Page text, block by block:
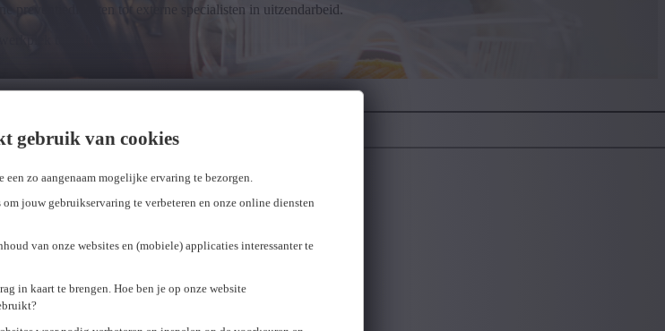
gebruik van cookies
een zo aangenaam mogelijke ervaring te bezorgen.
jouw gebruikservaring te verbeteren en onze online diensten
van onze websites en (mobiele) applicaties interessanter te
in kaart te brengen. Hoe ben je op onze website
preventiediensten tot externe specialisten in uitzendarbeid.
te maken.